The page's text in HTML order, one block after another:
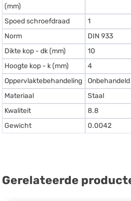
(mm)
Spoed schroefdraad
1
Norm
DIN 933
Dikte kop - dk (mm)
10
Hoogte kop - k (mm)
4
Oppervlaktebehandeling
Onbehandeld
Materiaal
Staal
Kwaliteit
8.8
Gewicht
0.0042
Gerelateerde